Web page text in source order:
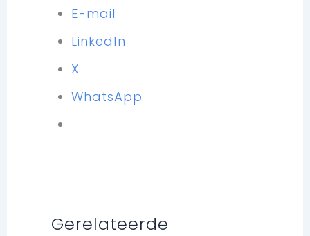
E-mail
LinkedIn
X
WhatsApp
Gerelateerde